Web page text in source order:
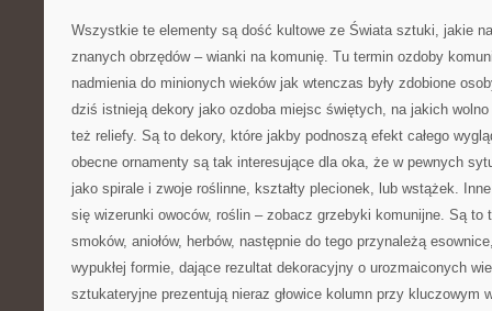
Wszystkie te elementy są dość kultowe ze Świata sztuki, jakie
znanych obrzędów – wianki na komunię. Tu termin ozdoby
nadmienia do minionych wieków jak wtenczas były zdobione
dziś istnieją dekory jako ozdoba miejsc świętych, na jakich
też reliefy. Są to dekory, które jakby podnoszą efekt całego
obecne ornamenty są tak interesujące dla oka, że w pewnych
jako spirale i zwoje roślinne, kształty plecionek, lub wstążek.
się wizerunki owoców, roślin – zobacz grzebyki komunijne. Są to
smoków, aniołów, herbów, następnie do tego przynależą
wypukłej formie, dające rezultat dekoracyjny o urozmaiconych
sztukateryjne prezentują nieraz głowice kolumn przy kluczowym